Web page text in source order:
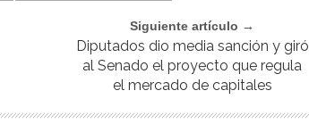
Siguiente artículo →
Diputados dio media sanción y giró
al Senado el proyecto que regula
el mercado de capitales